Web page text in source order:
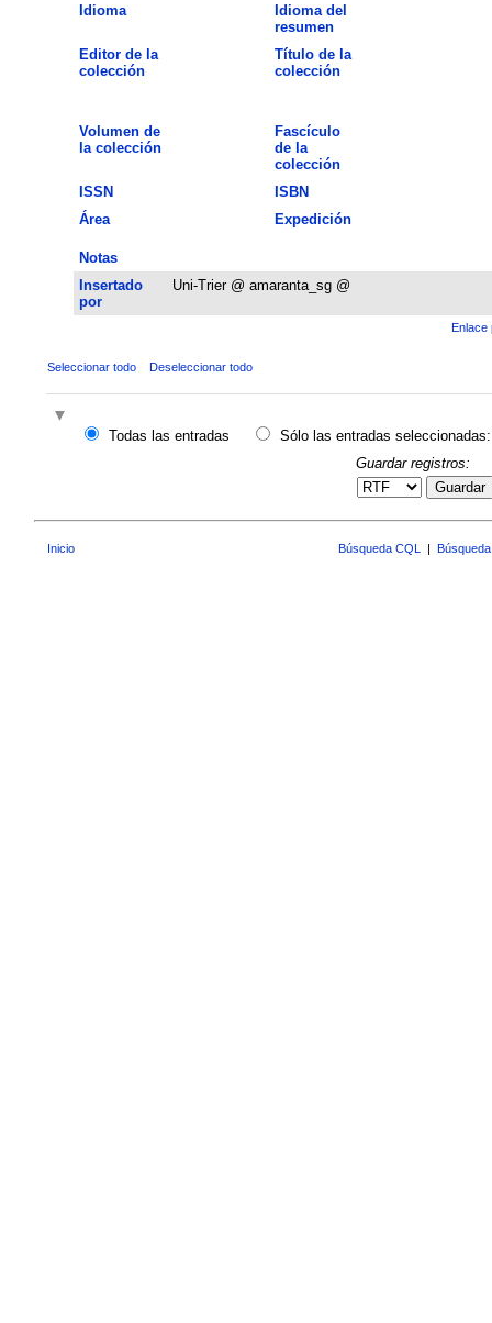
Idioma
Idioma del
resumen
Editor de la
colección
Título de la
colección
Volumen de
la colección
Fascículo
de la
colección
ISSN
ISBN
Área
Expedición
Notas
Insertado
por
Uni-Trier @ amaranta_sg @
Enlace
Seleccionar todo Deseleccionar todo
Todas las entradas
Sólo las entradas seleccionadas:
Guardar registros:
Guardar
Inicio Búsqueda CQL